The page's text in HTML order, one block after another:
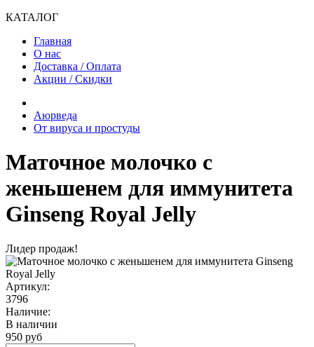
КАТАЛОГ
Главная
О нас
Доставка / Оплата
Акции / Скидки
Аюрведа
От вируса и простуды
Маточное молочко с
женьшенем для иммунитета
Ginseng Royal Jelly
Лидер продаж!
Артикул:
3796
Наличие:
В наличии
950 руб